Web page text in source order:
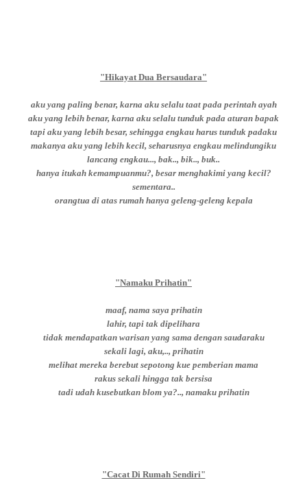
"Hikayat Dua Bersaudara"
aku yang paling benar, karna aku selalu taat pada perintah ayah
aku yang lebih benar, karna aku selalu tunduk pada aturan bapak
tapi aku yang lebih besar, sehingga engkau harus tunduk padaku
makanya aku yang lebih kecil, seharusnya engkau melindungiku
lancang engkau..., bak.., bik.., buk..
hanya itukah kemampuanmu?, besar menghakimi yang kecil?
sementara..
orangtua di atas rumah hanya geleng-geleng kepala
"Namaku Prihatin"
maaf, nama saya prihatin
lahir, tapi tak dipelihara
tidak mendapatkan warisan yang sama dengan saudaraku
sekali lagi, aku,.., prihatin
melihat mereka berebut sepotong kue pemberian mama
rakus sekali hingga tak bersisa
tadi udah kusebutkan blom ya?.., namaku prihatin
"Cacat Di Rumah Sendiri"